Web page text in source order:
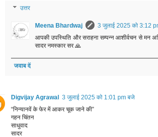
उत्तर
Meena Bhardwaj
3 जुलाई 2025 को 3:12
आपकी उपस्थिति और सराहना सम्पन्न आशीर्वचन से मन
सादर नमस्कार सर 🙏
जवाब दें
Digvijay Agrawal 3 जुलाई 2025 को 1:01 pm बजे
“निन्यानवें के फेर में आकर चूक जाने की”
गहन चिंतन
साधुवाद
सादर